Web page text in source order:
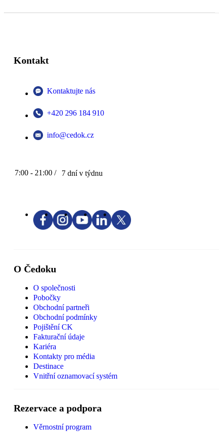
Kontakt
Kontaktujte nás
+420 296 184 910
info@cedok.cz
7:00 - 21:00 / 7 dní v týdnu
O Čedoku
O společnosti
Pobočky
Obchodní partneři
Obchodní podmínky
Pojištění CK
Fakturační údaje
Kariéra
Kontakty pro média
Destinace
Vnitřní oznamovací systém
Rezervace a podpora
Věrnostní program